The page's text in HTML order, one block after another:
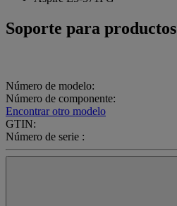
Soporte para productos
Número de modelo:
Número de componente:
Encontrar otro modelo
GTIN:
Número de serie :